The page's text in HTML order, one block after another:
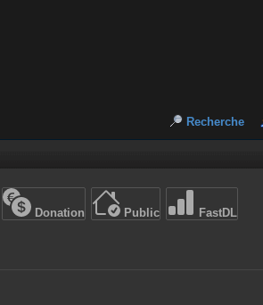
Recherche
Donation Public FastDL